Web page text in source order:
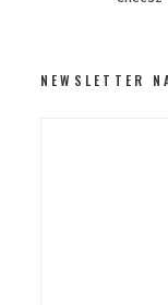
NEWSLETTER